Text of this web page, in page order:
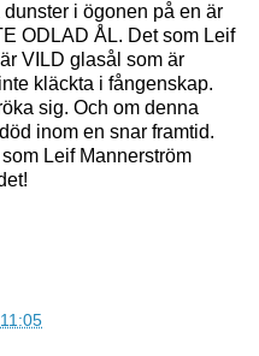
i ögonen på en är
ODLAD ÅL. Det som Leif
VILD glasål som är
kläckta i fångenskap.
sig. Och om denna
inom en snar framtid.
Leif Mannerström
11:05